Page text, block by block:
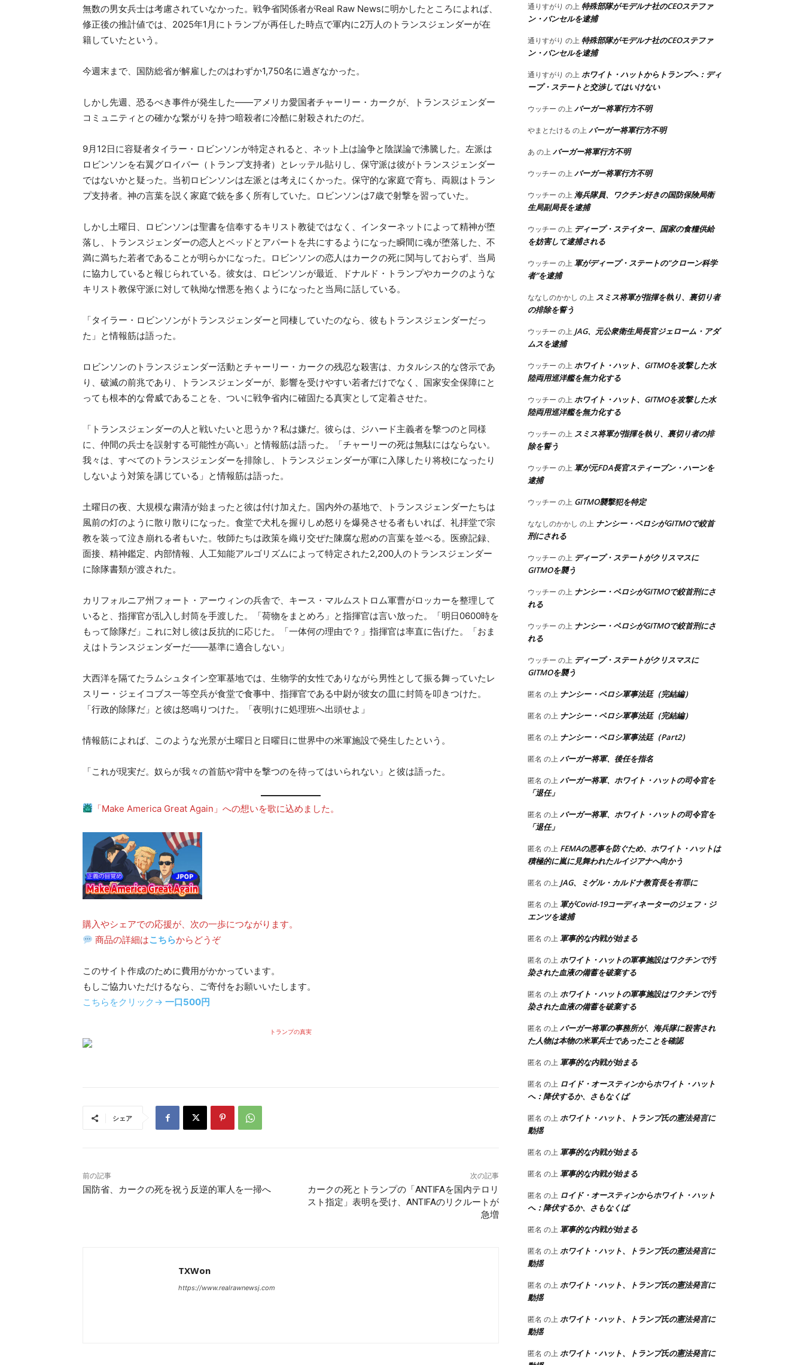
無数の男女兵士は考慮されていなかった。戦争省関係者がReal Raw Newsに明かしたところによれば、
修正後の推計値では、2025年1月にトランプが再任した時点で軍内に2万人のトランスジェンダーが在
籍していたという。
今週末まで、国防総省が解雇したのはわずか1,750名に過ぎなかった。
しかし先週、恐るべき事件が発生した——アメリカ愛国者チャーリー・カークが、トランスジェンダー
コミュニティとの確かな繋がりを持つ暗殺者に冷酷に射殺されたのだ。
9月12日に容疑者タイラー・ロビンソンが特定されると、ネット上は論争と陰謀論で沸騰した。左派は
ロビンソンを右翼グロイパー（トランプ支持者）とレッテル貼りし、保守派は彼がトランスジェンダー
ではないかと疑った。当初ロビンソンは左派とは考えにくかった。保守的な家庭で育ち、両親はトラン
プ支持者。神の言葉を説く家庭で銃を多く所有していた。ロビンソンは7歳で射撃を習っていた。
しかし土曜日、ロビンソンは聖書を信奉するキリスト教徒ではなく、インターネットによって精神が堕
落し、トランスジェンダーの恋人とベッドとアパートを共にするようになった瞬間に魂が堕落した、不
満に満ちた若者であることが明らかになった。ロビンソンの恋人はカークの死に関与しておらず、当局
に協力していると報じられている。彼女は、ロビンソンが最近、ドナルド・トランプやカークのような
キリスト教保守派に対して執拗な憎悪を抱くようになったと当局に話している。
「タイラー・ロビンソンがトランスジェンダーと同棲していたのなら、彼もトランスジェンダーだっ
た」と情報筋は語った。
ロビンソンのトランスジェンダー活動とチャーリー・カークの残忍な殺害は、カタルシス的な啓示であ
り、破滅の前兆であり、トランスジェンダーが、影響を受けやすい若者だけでなく、国家安全保障にと
っても根本的な脅威であることを、ついに戦争省内に確固たる真実として定着させた。
「トランスジェンダーの人と戦いたいと思うか？私は嫌だ。彼らは、ジハード主義者を撃つのと同様
に、仲間の兵士を誤射する可能性が高い」と情報筋は語った。「チャーリーの死は無駄にはならない。
我々は、すべてのトランスジェンダーを排除し、トランスジェンダーが軍に入隊したり将校になったり
しないよう対策を講じている」と情報筋は語った。
土曜日の夜、大規模な粛清が始まったと彼は付け加えた。国内外の基地で、トランスジェンダーたちは
風前の灯のように散り散りになった。食堂で犬札を握りしめ怒りを爆発させる者もいれば、礼拝堂で宗
教を装って泣き崩れる者もいた。牧師たちは政策を織り交ぜた陳腐な慰めの言葉を並べる。医療記録、
面接、精神鑑定、内部情報、人工知能アルゴリズムによって特定された2,200人のトランスジェンダー
に除隊書類が渡された。
カリフォルニア州フォート・アーウィンの兵舎で、キース・マルムストロム軍曹がロッカーを整理して
いると、指揮官が乱入し封筒を手渡した。「荷物をまとめろ」と指揮官は言い放った。「明日0600時を
もって除隊だ」これに対し彼は反抗的に応じた。「一体何の理由で？」指揮官は率直に告げた。「おま
えはトランスジェンダーだ——基準に適合しない」
大西洋を隔てたラムシュタイン空軍基地では、生物学的女性でありながら男性として振る舞っていたレ
スリー・ジェイコブス一等空兵が食堂で食事中、指揮官である中尉が彼女の皿に封筒を叩きつけた。
「行政的除隊だ」と彼は怒鳴りつけた。「夜明けに処理班へ出頭せよ」
情報筋によれば、このような光景が土曜日と日曜日に世界中の米軍施設で発生したという。
「これが現実だ。奴らが我々の首筋や背中を撃つのを待ってはいられない」と彼は語った。
「Make America Great Again」への想いを歌に込めました。
購入やシェアでの応援が、次の一歩につながります。
商品の詳細はこちらからどうぞ
このサイト作成のために費用がかかっています。
もしご協力いただけるなら、ご寄付をお願いいたします。
こちらをクリック→ 一口500円
トランプの真実
シェア
前の記事
国防省、カークの死を祝う反逆的軍人を一掃へ
次の記事
カークの死とトランプの「ANTIFAを国内テロリ
スト指定」表明を受け、ANTIFAのリクルートが
急増
TXWon
https://www.realrawnewsj.com
通りすがり の上 特殊部隊がモデルナ社のCEOステファ
ン・バンセルを逮捕
通りすがり の上 特殊部隊がモデルナ社のCEOステファ
ン・バンセルを逮捕
通りすがり の上 ホワイト・ハットからトランプへ：ディ
ープ・ステートと交渉してはいけない
ウッチー の上 バーガー将軍行方不明
やまとたける の上 バーガー将軍行方不明
あ の上 バーガー将軍行方不明
ウッチー の上 バーガー将軍行方不明
ウッチー の上 海兵隊員、ワクチン好きの国防保険局衛
生局副局長を逮捕
ウッチー の上 ディープ・ステイター、国家の食糧供給
を妨害して逮捕される
ウッチー の上 軍がディープ・ステートの”クローン科学
者”を逮捕
ななしのかかし の上 スミス将軍が指揮を執り、裏切り者
の排除を誓う
ウッチー の上 JAG、元公衆衛生局長官ジェローム・アダ
ムスを逮捕
ウッチー の上 ホワイト・ハット、GITMOを攻撃した水
陸両用巡洋艦を無力化する
ウッチー の上 ホワイト・ハット、GITMOを攻撃した水
陸両用巡洋艦を無力化する
ウッチー の上 スミス将軍が指揮を執り、裏切り者の排
除を誓う
ウッチー の上 軍が元FDA長官スティーブン・ハーンを
逮捕
ウッチー の上 GITMO襲撃犯を特定
ななしのかかし の上 ナンシー・ペロシがGITMOで絞首
刑にされる
ウッチー の上 ディープ・ステートがクリスマスに
GITMOを襲う
ウッチー の上 ナンシー・ペロシがGITMOで絞首刑にさ
れる
ウッチー の上 ナンシー・ペロシがGITMOで絞首刑にさ
れる
ウッチー の上 ディープ・ステートがクリスマスに
GITMOを襲う
匿名 の上 ナンシー・ペロシ軍事法廷（完結編）
匿名 の上 ナンシー・ペロシ軍事法廷（完結編）
匿名 の上 ナンシー・ペロシ軍事法廷（Part2）
匿名 の上 バーガー将軍、後任を指名
匿名 の上 バーガー将軍、ホワイト・ハットの司令官を
「退任」
匿名 の上 バーガー将軍、ホワイト・ハットの司令官を
「退任」
匿名 の上 FEMAの悪事を防ぐため、ホワイト・ハットは
積極的に嵐に見舞われたルイジアナへ向かう
匿名 の上 JAG、ミゲル・カルドナ教育長を有罪に
匿名 の上 軍がCovid-19コーディネーターのジェフ・ジ
エンツを逮捕
匿名 の上 軍事的な内戦が始まる
匿名 の上 ホワイト・ハットの軍事施設はワクチンで汚
染された血液の備蓄を破棄する
匿名 の上 ホワイト・ハットの軍事施設はワクチンで汚
染された血液の備蓄を破棄する
匿名 の上 バーガー将軍の事務所が、海兵隊に殺害され
た人物は本物の米軍兵士であったことを確認
匿名 の上 軍事的な内戦が始まる
匿名 の上 ロイド・オースティンからホワイト・ハット
へ：降伏するか、さもなくば
匿名 の上 ホワイト・ハット、トランプ氏の憲法発言に
動揺
匿名 の上 軍事的な内戦が始まる
匿名 の上 軍事的な内戦が始まる
匿名 の上 ロイド・オースティンからホワイト・ハット
へ：降伏するか、さもなくば
匿名 の上 軍事的な内戦が始まる
匿名 の上 ホワイト・ハット、トランプ氏の憲法発言に
動揺
匿名 の上 ホワイト・ハット、トランプ氏の憲法発言に
動揺
匿名 の上 ホワイト・ハット、トランプ氏の憲法発言に
動揺
匿名 の上 ホワイト・ハット、トランプ氏の憲法発言に